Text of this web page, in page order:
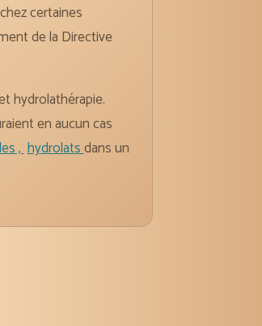
certaines
de la Directive
hydrolathérapie.
en aucun cas
,hydrolatsdans un